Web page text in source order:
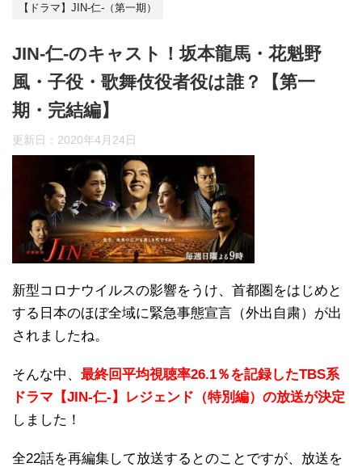
【ドラマ】JIN-仁-（第一期）
JIN-仁-のキャスト！坂本龍馬・花魁野
風・子役・歌舞伎役者役は誰？【第一
期・完結編】
更新日： 2020年4月24日
新型コロナウイルスの影響をうけ、首都圏をはじめと
する日本のほぼ全域に緊急事態宣言（外出自粛）が出
されましたね。
そんな中、 最終回平均視聴率26.1％を記録したTBS系
ドラマ【JIN-仁-】レジェンド（特別編）の放送が決定
しました！
全22話を再編集して放送するとのことですが、放送を